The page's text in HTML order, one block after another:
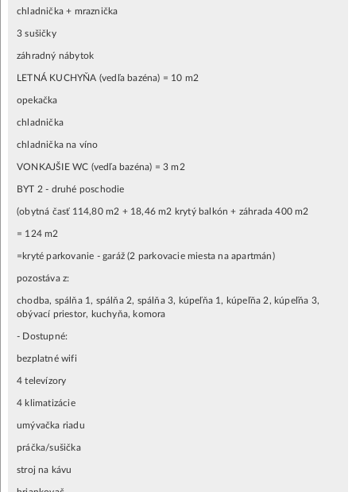
chladnička + mraznička
3 sušičky
záhradný nábytok
LETNÁ KUCHYŇA (vedľa bazéna) = 10 m2
opekačka
chladnička
chladnička na víno
VONKAJŠIE WC (vedľa bazéna) = 3 m2
BYT 2 - druhé poschodie
(obytná časť 114,80 m2 + 18,46 m2 krytý balkón + záhrada 400 m2
= 124 m2
=kryté parkovanie - garáž (2 parkovacie miesta na apartmán)
pozostáva z:
chodba, spálňa 1, spálňa 2, spálňa 3, kúpeľňa 1, kúpeľňa 2, kúpeľňa 3,
obývací priestor, kuchyňa, komora
- Dostupné:
bezplatné wifi
4 televízory
4 klimatizácie
umývačka riadu
práčka/sušička
stroj na kávu